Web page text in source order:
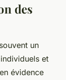
des
un
et
évidence